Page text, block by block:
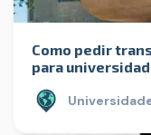
Como pedir
para